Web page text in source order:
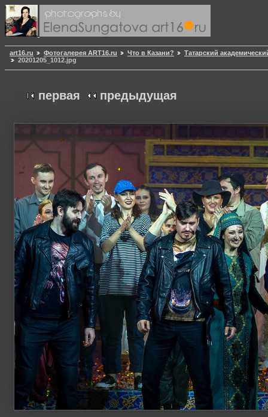
art16.ru Фотогалерея ART16.ru Что в Казани?
Татарский
20201205_1012.jpg
первая предыдущая